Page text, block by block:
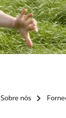
Sobre nós >